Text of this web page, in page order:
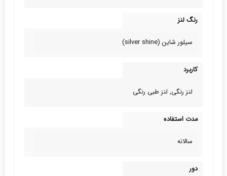
رنگ لنز
سیلور شاین (silver shine)
کاربرد
لنز رنگی, لنز طبی‌ رنگی
مدت استفاده
سالانه
دور